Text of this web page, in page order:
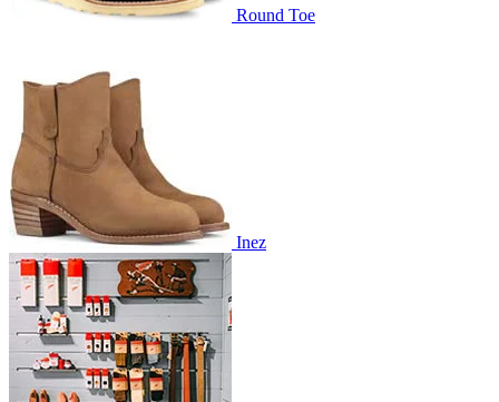
Round Toe
Inez